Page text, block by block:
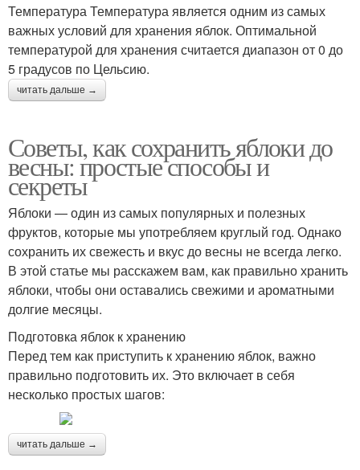
Температура Температура является одним из самых
важных условий для хранения яблок. Оптимальной
температурой для хранения считается диапазон от 0 до
5 градусов по Цельсию.
читать дальше →
Советы, как сохранить яблоки до
весны: простые способы и
секреты
Яблоки — один из самых популярных и полезных
фруктов, которые мы употребляем круглый год. Однако
сохранить их свежесть и вкус до весны не всегда легко.
В этой статье мы расскажем вам, как правильно хранить
яблоки, чтобы они оставались свежими и ароматными
долгие месяцы.
Подготовка яблок к хранению
Перед тем как приступить к хранению яблок, важно
правильно подготовить их. Это включает в себя
несколько простых шагов:
читать дальше →